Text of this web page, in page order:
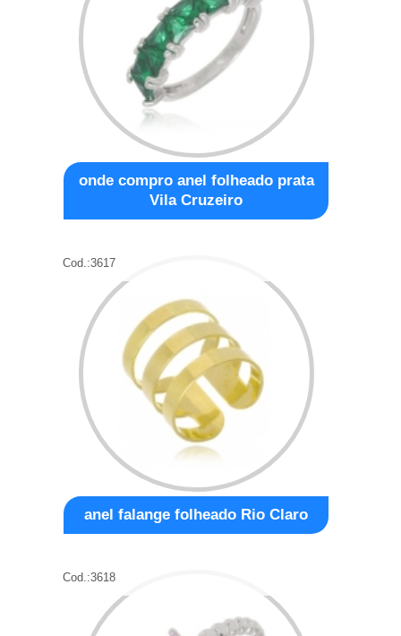
onde compro anel folheado prata
Vila Cruzeiro
Cod.:3617
anel falange folheado Rio Claro
Cod.:3618